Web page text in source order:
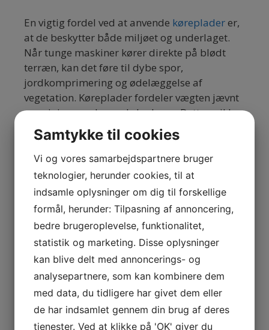
En vigtig fordel ved at anvende kørepladerer,
at de beskytter både miljøet og underlaget.
Når tunge maskiner kører direkte på blødt
terræn, kan det føre til dybe spor,
jordkomprimering og ødelæggelse af
vegetation. Køreplader fordeler vægten jævnt
og minimerer dermed skaderne. Dette er ikke
kun godt for miljøet, men kan også spare tid
og penge på efterfølgende reparationer af
terrænet.
Derudover er køreplader nemme at lægge og
flytte, hvilket gør dem fleksible i brug. De kan
hurtigt placeres, når der er behov for
midlertidige adgangsveje, og fjernes igen, når
arbejdet er færdigt. Mange udbydere tilbyder
også udlejning af køreplader, hvilket er en
økonomisk fordel for virksomheder, der kun
har brug for dem i en kort periode.
Sikkerhed er en anden væsentlig faktor ved
Samtykke til cookies
Vi og vores samarbejdspartnere bruger
teknologier, herunder cookies, til at
indsamle oplysninger om dig til forskellige
formål, herunder: Tilpasning af annoncering,
bedre brugeroplevelse, funktionalitet,
statistik og marketing. Disse oplysninger
kan blive delt med annoncerings- og
analysepartnere, som kan kombinere dem
med data, du tidligere har givet dem eller
de har indsamlet gennem din brug af deres
tjenester. Ved at klikke på 'OK' giver du